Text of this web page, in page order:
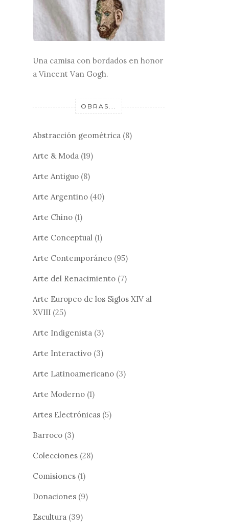
Una camisa con bordados en honor
a Vincent Van Gogh.
OBRAS...
Abstracción geométrica (8)
Arte & Moda (19)
Arte Antiguo (8)
Arte Argentino (40)
Arte Chino (1)
Arte Conceptual (1)
Arte Contemporáneo (95)
Arte del Renacimiento (7)
Arte Europeo de los Siglos XIV al
XVIII (25)
Arte Indigenista (3)
Arte Interactivo (3)
Arte Latinoamericano (3)
Arte Moderno (1)
Artes Electrónicas (5)
Barroco (3)
Colecciones (28)
Comisiones (1)
Donaciones (9)
Escultura (39)